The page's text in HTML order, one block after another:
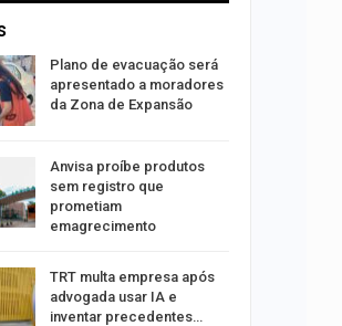
Plano de evacuação será
apresentado a moradores
da Zona de Expansão
Anvisa proíbe produtos
sem registro que
prometiam
emagrecimento
TRT multa empresa após
advogada usar IA e
inventar precedentes…